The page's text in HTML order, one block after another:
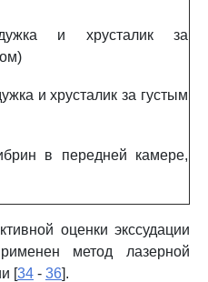
и хрусталик за
и хрусталик за густым
в передней камере,
оценки экссудации
метод лазерной
[34 - 36].